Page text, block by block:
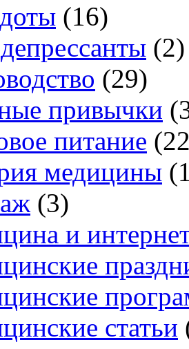
(16)
(2)
(29)
привычки
питание
медицины
(3)
и
статьи